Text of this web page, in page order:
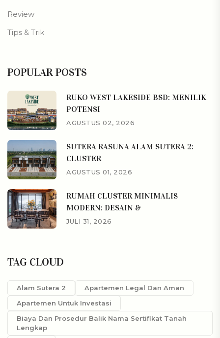
Review
Tips & Trik
POPULAR POSTS
RUKO WEST LAKESIDE BSD: MENILIK
POTENSI
AGUSTUS 02, 2026
SUTERA RASUNA ALAM SUTERA 2:
CLUSTER
AGUSTUS 01, 2026
RUMAH CLUSTER MINIMALIS
MODERN: DESAIN &
JULI 31, 2026
TAG CLOUD
Alam Sutera 2
Apartemen Legal Dan Aman
Apartemen Untuk Investasi
Biaya Dan Prosedur Balik Nama Sertifikat Tanah
Lengkap